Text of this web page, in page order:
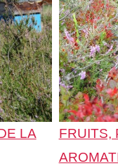
LA
FRUITS,